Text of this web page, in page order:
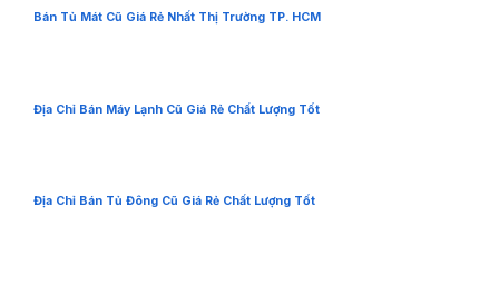
Bán Tủ Mát Cũ Giá Rẻ Nhất Thị Trường TP. HCM
Địa Chỉ Bán Máy Lạnh Cũ Giá Rẻ Chất Lượng Tốt
Địa Chỉ Bán Tủ Đông Cũ Giá Rẻ Chất Lượng Tốt